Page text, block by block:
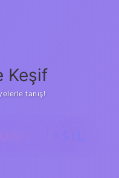
Keşif
tanış!
NASIL